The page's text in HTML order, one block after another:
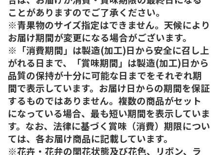
ことがありますのでご了承ください。
※青果物のサイズ指定はできません。天候により
お届け期間が変更になる場合がございます。
※「消費期間」は製造(加工)日から安全に召し上
がれる日まで、「賞味期間」は製造(加工)日から
品質の保持が十分に可能な日までをそれぞれ期
間で表示しています。お届け日からの期間を保証
するものではありません。複数の商品がセット
になっている場合、最も短い期間を表示していま
す。なお、法律に基づく賞味（消費）期限につい
ては、各お届け商品に記載しています。
※花卉・花弁の開花状態及び花色、リボン、ラ